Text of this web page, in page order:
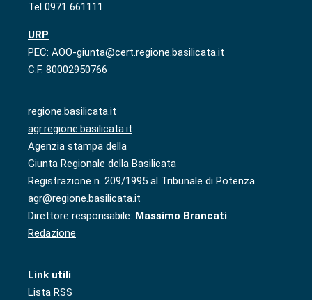
Tel 0971 661111
URP
PEC: AOO-giunta@cert.regione.basilicata.it
C.F. 80002950766
regione.basilicata.it
agr.regione.basilicata.it
Agenzia stampa della
Giunta Regionale della Basilicata
Registrazione n. 209/1995 al Tribunale di Potenza
agr@regione.basilicata.it
Direttore responsabile: Massimo Brancati
Redazione
Link utili
Lista RSS